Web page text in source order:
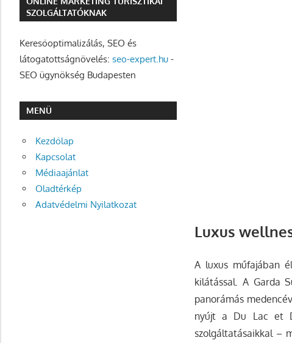
Luxus
A luxus műfajában
kilátással. A Garda
panorámás
nyújt a Du Lac et
szolgáltatásaikkal –
SZOLGÁLTATÓKNAK
Keresőoptimalizálás, SEO és
látogatottságnövelés: seo-expert.hu -
SEO ügynökség Budapesten
MENÜ
Kezdőlap
Kapcsolat
Médiaajánlat
Oladtérkép
Adatvédelmi Nyilatkozat